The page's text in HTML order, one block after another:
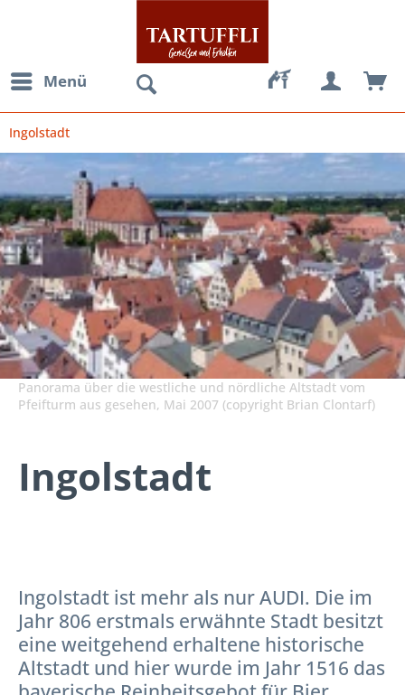
Menü
Ingolstadt
Panorama über die westliche und nördliche Altstadt vom
Pfeifturm aus gesehen, Mai 2007 (copyright Brian Clontarf)
Ingolstadt
Ingolstadt ist mehr als nur AUDI. Die im
Jahr 806 erstmals erwähnte Stadt besitzt
eine weitgehend erhaltene historische
Altstadt und hier wurde im Jahr 1516 das